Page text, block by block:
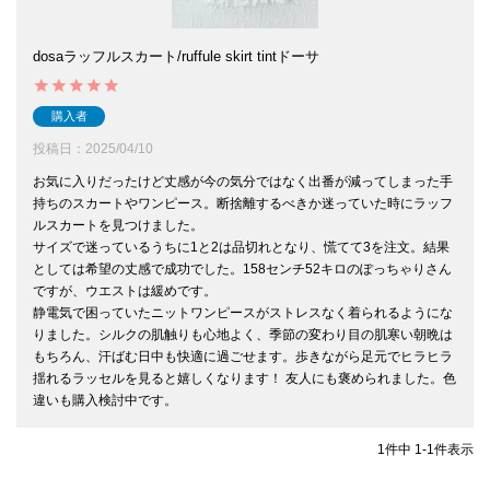
dosaラッフルスカート/ruffule skirt tintドーサ
購入者
投稿日 2025/04/10
お気に入りだったけど丈感が今の気分ではなく出番が減ってしまった手
持ちのスカートやワンピース。断捨離するべきか迷っていた時にラッフ
ルスカートを見つけました。
サイズで迷っているうちに1と2は品切れとなり、慌てて3を注文。結果
としては希望の丈感で成功でした。158センチ52キロのぽっちゃりさん
ですが、ウエストは緩めです。
静電気で困っていたニットワンピースがストレスなく着られるようにな
りました。シルクの肌触りも心地よく、季節の変わり目の肌寒い朝晩は
もちろん、汗ばむ日中も快適に過ごせます。歩きながら足元でヒラヒラ
揺れるラッセルを見ると嬉しくなります！ 友人にも褒められました。色
違いも購入検討中です。
1件中 1-1件表示